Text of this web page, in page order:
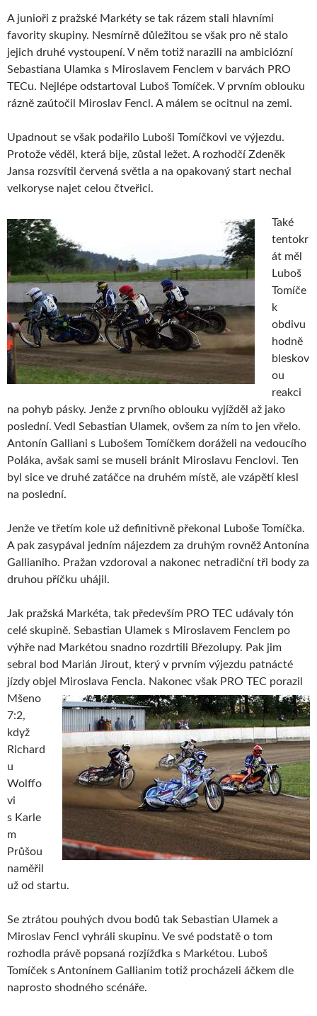
A junioři z pražské Markéty se tak rázem stali hlavními
favority skupiny. Nesmírně důležitou se však pro ně stalo
jejich druhé vystoupení. V něm totiž narazili na ambiciózní
Sebastiana Ulamka s Miroslavem Fenclem v barvách PRO
TECu. Nejlépe odstartoval Luboš Tomíček. V prvním oblouku
rázně zaútočil Miroslav Fencl. A málem se ocitnul na zemi.
Upadnout se však podařilo Luboši Tomíčkovi ve výjezdu.
Protože věděl, která bije, zůstal ležet. A rozhodčí Zdeněk
Jansa rozsvítil červená světla a na opakovaný start nechal
velkoryse najet celou čtveřici.
Také
tentokr
át měl
Luboš
Tomíče
k
obdivu
hodně
bleskov
ou
reakci
na pohyb pásky. Jenže z prvního oblouku vyjížděl až jako
poslední. Vedl Sebastian Ulamek, ovšem za ním to jen vřelo.
Antonín Galliani s Lubošem Tomíčkem doráželi na vedoucího
Poláka, avšak sami se museli bránit Miroslavu Fenclovi. Ten
byl sice ve druhé zatáčce na druhém místě, ale vzápětí klesl
na poslední.
Jenže ve třetím kole už definitivně překonal Luboše Tomíčka.
A pak zasypával jedním nájezdem za druhým rovněž Antonína
Gallianiho. Pražan vzdoroval a nakonec netradiční tři body za
druhou příčku uhájil.
Jak pražská Markéta, tak především PRO TEC udávaly tón
celé skupině. Sebastian Ulamek s Miroslavem Fenclem po
výhře nad Markétou snadno rozdrtili Březolupy. Pak jim
sebral bod Marián Jirout, který v prvním výjezdu patnácté
jízdy objel Miroslava Fencla. Nakonec však PRO TEC porazil
Mšeno
7:2,
když
Richard
u
Wolffo
vi
s Karle
m
Průšou
naměřil
už od startu.
Se ztrátou pouhých dvou bodů tak Sebastian Ulamek a
Miroslav Fencl vyhráli skupinu. Ve své podstatě o tom
rozhodla právě popsaná rozjížďka s Markétou. Luboš
Tomíček s Antonínem Gallianim totiž procházeli áčkem dle
naprosto shodného scénáře.